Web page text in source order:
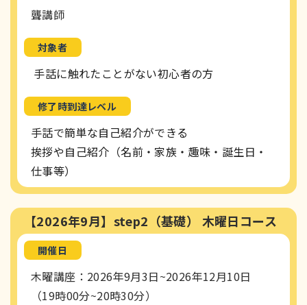
聾講師
対象者
手話に触れたことがない初心者の方
修了時到達レベル
手話で簡単な自己紹介ができる
挨拶や自己紹介（名前・家族・趣味・誕生日・
仕事等）
【2026年9月】step2（基礎） 木曜日コース
開催日
木曜講座：2026年9月3日~2026年12月10日
（19時00分~20時30分）